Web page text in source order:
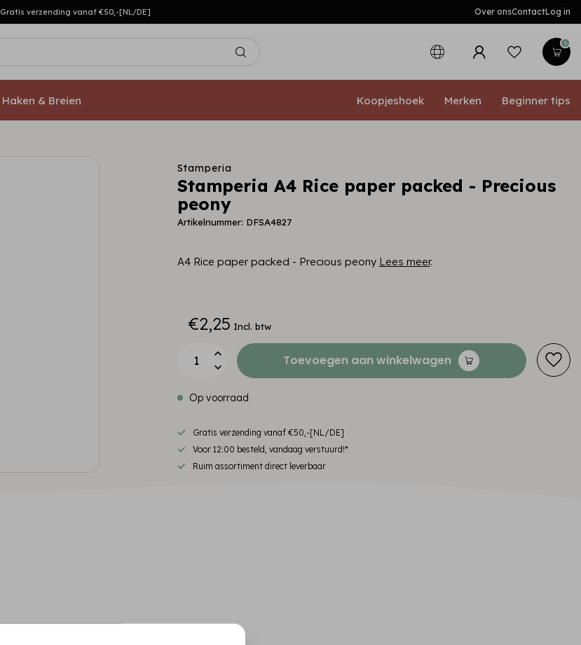
Gratis verzending vanaf €50,-[NL/DE] Over onsContactLog in
0
Haken & Breien Koopjeshoek Merken Beginner tips
Stamperia
Stamperia A4 Rice paper packed - Precious
peony
Artikelnummer: DFSA4827
A4 Rice paper packed - Precious peony Lees meer.
€2,25 Incl. btw
Toevoegen aan winkelwagen
Op voorraad
Gratis verzending vanaf €50,-[NL/DE]
Voor 12:00 besteld, vandaag verstuurd!*
Ruim assortiment direct leverbaar